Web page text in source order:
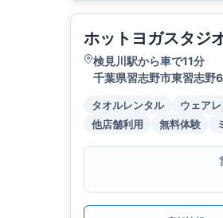
ホットヨガスタジ
検見川駅から車で11分
千葉県習志野市東習志野
タオルレンタル ウェア
他店舗利用
無料体験